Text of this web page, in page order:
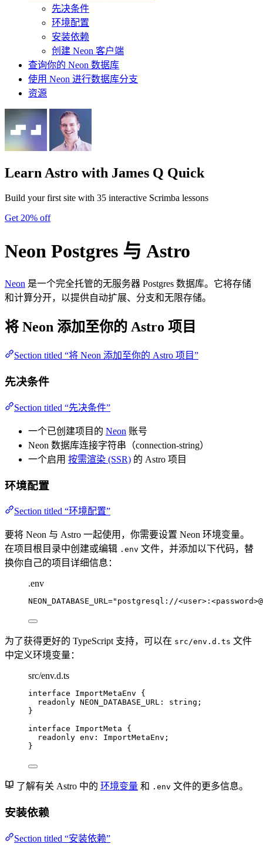
先决条件
环境配置
安装依赖
创建 Neon 客户端
查询你的 Neon 数据库
使用 Neon 进行数据库分支
资源
Learn Astro with James Q Quick
Build your first site with 35 interactive Scrimba lessons
Get 20% off
Neon Postgres 与 Astro
Neon 是一个完全托管的无服务器 Postgres 数据库。它将存储
和计算分开，以提供自动扩展、分支和无限存储。
将 Neon 添加至你的 Astro 项目
Section titled “将 Neon 添加至你的 Astro 项目”
先决条件
Section titled “先决条件”
一个已创建项目的 Neon 账号
Neon 数据库连接字符串（connection-string）
一个启用 按需渲染 (SSR) 的 Astro 项目
环境配置
Section titled “环境配置”
要将 Neon 与 Astro 一起使用，你需要设置 Neon 环境变量。
在项目根目录中创建或编辑 .env 文件，并添加以下代码，替
换你自己的项目详细信息：
.env
NEON_DATABASE_URL=" postgresql://
为了获得更好的 TypeScript 支持，可以在 src/env.d.ts 文件
中定义环境变量：
src/env.d.ts
interface ImportMetaEnv {
readonly NEON_DATABASE_URL : string ;
}
interface ImportMeta {
readonly env : ImportMetaEnv ;
}
了解有关 Astro 中的 环境变量 和 .env 文件的更多信息。
安装依赖
Section titled “安装依赖”